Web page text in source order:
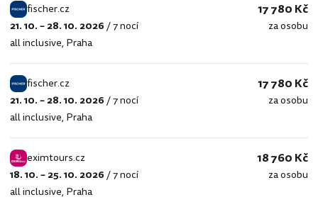
fischer.cz
fischer.cz
21. 10. – 28. 10. 2026/7 nocí
all inclusive, Praha
17 780 Kč
za osobu
fischer.cz
fischer.cz
21. 10. – 28. 10. 2026/7 nocí
all inclusive, Praha
17 780 Kč
za osobu
eximtours.cz
eximtours.cz
18. 10. – 25. 10. 2026/7 nocí
all inclusive, Praha
18 760 Kč
za osobu